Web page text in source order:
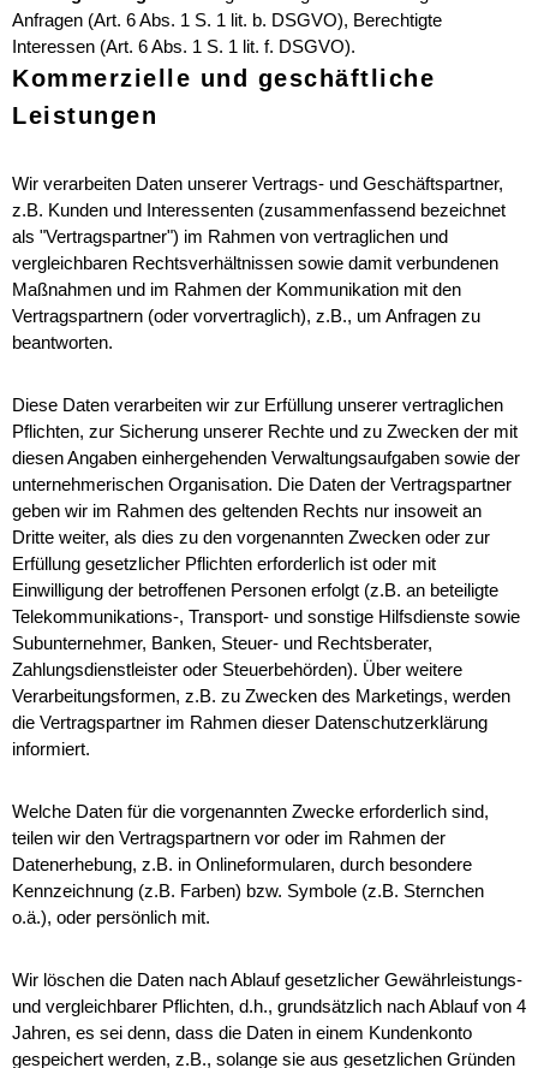
Anfragen (Art. 6 Abs. 1 S. 1 lit. b. DSGVO), Berechtigte
Interessen (Art. 6 Abs. 1 S. 1 lit. f. DSGVO).
Kommerzielle und geschäftliche
Leistungen
Wir verarbeiten Daten unserer Vertrags- und Geschäftspartner,
z.B. Kunden und Interessenten (zusammenfassend bezeichnet
als "Vertragspartner") im Rahmen von vertraglichen und
vergleichbaren Rechtsverhältnissen sowie damit verbundenen
Maßnahmen und im Rahmen der Kommunikation mit den
Vertragspartnern (oder vorvertraglich), z.B., um Anfragen zu
beantworten.
Diese Daten verarbeiten wir zur Erfüllung unserer vertraglichen
Pflichten, zur Sicherung unserer Rechte und zu Zwecken der mit
diesen Angaben einhergehenden Verwaltungsaufgaben sowie der
unternehmerischen Organisation. Die Daten der Vertragspartner
geben wir im Rahmen des geltenden Rechts nur insoweit an
Dritte weiter, als dies zu den vorgenannten Zwecken oder zur
Erfüllung gesetzlicher Pflichten erforderlich ist oder mit
Einwilligung der betroffenen Personen erfolgt (z.B. an beteiligte
Telekommunikations-, Transport- und sonstige Hilfsdienste sowie
Subunternehmer, Banken, Steuer- und Rechtsberater,
Zahlungsdienstleister oder Steuerbehörden). Über weitere
Verarbeitungsformen, z.B. zu Zwecken des Marketings, werden
die Vertragspartner im Rahmen dieser Datenschutzerklärung
informiert.
Welche Daten für die vorgenannten Zwecke erforderlich sind,
teilen wir den Vertragspartnern vor oder im Rahmen der
Datenerhebung, z.B. in Onlineformularen, durch besondere
Kennzeichnung (z.B. Farben) bzw. Symbole (z.B. Sternchen
o.ä.), oder persönlich mit.
Wir löschen die Daten nach Ablauf gesetzlicher Gewährleistungs-
und vergleichbarer Pflichten, d.h., grundsätzlich nach Ablauf von 4
Jahren, es sei denn, dass die Daten in einem Kundenkonto
gespeichert werden, z.B., solange sie aus gesetzlichen Gründen